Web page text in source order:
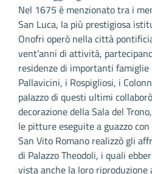
Nel 1675 è menzionato tra i
San Luca, la più prestigiosa
Onofri operò nella città
vent’anni di attività,
residenze di importanti
Pallavicini, i Rospigliosi, i
palazzo di questi ultimi
decorazione della Sala del
le pitture eseguite a guazzo con
San Vito Romano realizzò gli
di Palazzo Theodoli, i quali
vista anche la loro